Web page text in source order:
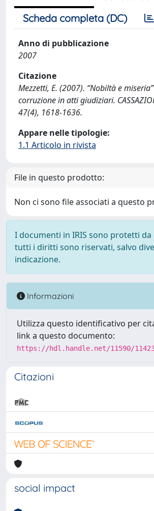
Scheda completa (DC)
Anno di pubblicazione
2007
Citazione
Mezzetti, E. (2007). “Nobiltà e
corruzione in atti giudiziari.
47(4), 1618-1636.
Appare nelle tipologie:
1.1 Articolo in rivista
File in questo prodotto:
Non ci sono file associati a questo
I documenti in IRIS sono protetti
tutti i diritti sono riservati, salvo
indicazione.
Informazioni
Utilizza questo identificativo per
link a questo documento:
https://hdl.handle.net/11590/
Citazioni
social impact